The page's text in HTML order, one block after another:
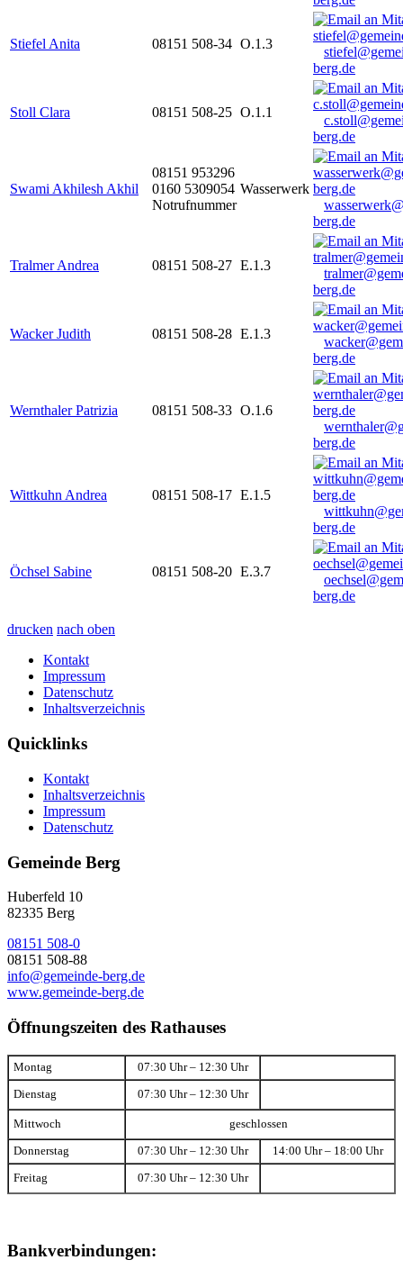
Stiefel Anita 08151 508-34 O.1.3
berg.de
Stoll Clara 08151 508-25 O.1.1
berg.de
Swami Akhilesh Akhil
08151 953296
0160 5309054
Notrufnummer
Wasserwerk
berg.de
Tralmer Andrea 08151 508-27 E.1.3
berg.de
Wacker Judith 08151 508-28 E.1.3
berg.de
Wernthaler Patrizia 08151 508-33 O.1.6
berg.de
Wittkuhn Andrea 08151 508-17 E.1.5
berg.de
Öchsel Sabine 08151 508-20 E.3.7
berg.de
drucken nach oben
Kontakt
Impressum
Datenschutz
Inhaltsverzeichnis
Quicklinks
Kontakt
Inhaltsverzeichnis
Impressum
Datenschutz
Gemeinde Berg
Huberfeld 10
82335 Berg
08151 508-0
08151 508-88
info@gemeinde-berg.de
www.gemeinde-berg.de
Öffnungszeiten des Rathauses
Montag 07:30 Uhr – 12:30 Uhr
Dienstag 07:30 Uhr – 12:30 Uhr
Mittwoch geschlossen
Donnerstag 07:30 Uhr – 12:30 Uhr 14:00 Uhr – 18:00 Uhr
Freitag 07:30 Uhr – 12:30 Uhr
Bankverbindungen: